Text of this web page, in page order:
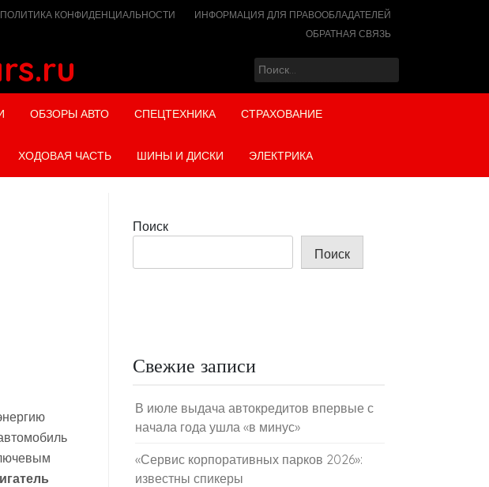
ПОЛИТИКА КОНФИДЕНЦИАЛЬНОСТИ
ИНФОРМАЦИЯ ДЛЯ ПРАВООБЛАДАТЕЛЕЙ
ОБРАТНАЯ СВЯЗЬ
Найти:
ОБЗОРЫ АВТО СПЕЦТЕХНИКА СТРАХОВАНИЕ
ХОДОВАЯ ЧАСТЬ ШИНЫ И ДИСКИ ЭЛЕКТРИКА
Поиск
Поиск
Свежие записи
В июле выдача автокредитов впервые с
начала года ушла «в минус»
«Сервис корпоративных парков 2026»:
известны спикеры